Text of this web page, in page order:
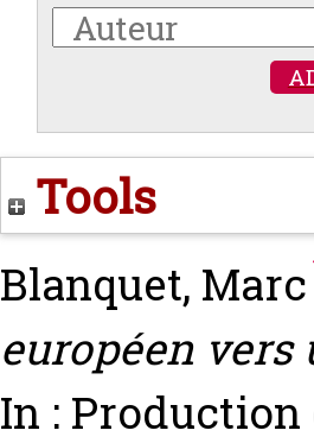
Tools
Blanquet, Marc
européen
In :